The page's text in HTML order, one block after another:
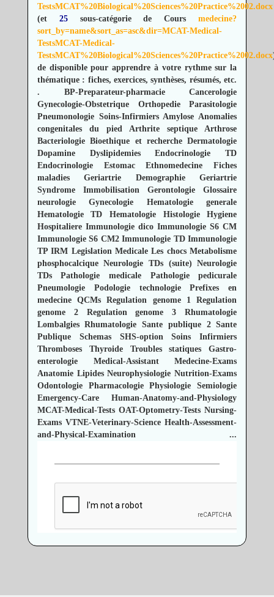
TestsMCAT%20Biological%20Sciences%20Practice%2002.docx
(et 25sous-catégorie de Coursmedecine?
sort_by=name&sort_as=asc&dir=MCAT-Medical-
TestsMCAT-Medical-
TestsMCAT%20Biological%20Sciences%20Practice%2002.docx
de disponible pour apprendre à votre rythme sur la
thématique : fiches, exercices, synthèses, résumés, etc.
.
BP-Preparateur-pharmacie
Cancerologie
Gynecologie-Obstetrique
Orthopedie
Parasitologie
Pneumonologie Soins-Infirmiers Amylose Anomalies
congenitales du pied
Arthrite septique
Arthrose
Bacteriologie Bioethique et recherche Dermatologie
Dopamine
DyslipidemiesEndocrinologie TD
Endocrinologie
Estomac Ethnomedecine
Fiches
maladies
Geriartrie Demographie
Geriartrie
Syndrome Immobilisation
Gerontologie
Glossaire
neurologie
Gynecologie
Hematologie generale
Hematologie TD
Hematologie Histologie
Hygiene
Hospitaliere Immunologie dico Immunologie S6 CM
Immunologie S6 CM2 Immunologie TD Immunologie
TP IRM Legislation Medicale Les chocs Metabolisme
phosphocalcique Neurologie TDs (suite)
Neurologie
TDs
Pathologie medicale
Pathologie pedicurale
Pneumologie
Podologie technologie
Prefixes en
medecine
QCMs Regulation genome 1
Regulation
genome 2
Regulation genome 3
Rhumatologie
Lombalgies Rhumatologie Sante publique 2 Sante
Publique
Schemas SHS-option
Soins Infirmiers
Thromboses
Thyroide Troubles statiques
Gastro-
enterologie
Medical-Assistant
Medecine-Exams
Anatomie Lipides Neurophysiologie Nutrition-Exams
Odontologie
Pharmacologie Physiologie
Semiologie
Emergency-Care
Human-Anatomy-and-Physiology
MCAT-Medical-Tests OAT-Optometry-Tests Nursing-
Exams VTNE-Veterinary-Science Health-Assessment-
and-Physical-Examination...